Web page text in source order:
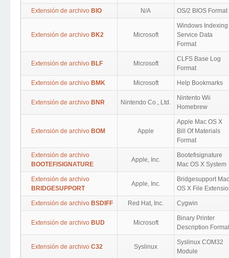
Extensión de archivo BIO N/A OS/2 BIOS Format
Extensión de archivo BK2 Microsoft
Windows Indexing
Service Data
Format
Extensión de archivo BLF Microsoft
CLFS Base Log
Format
Extensión de archivo BMK Microsoft Help Bookmarks
Extensión de archivo BNR Nintendo Co., Ltd.
Nintento Wii
Homebrew
Extensión de archivo BOM Apple
Apple Mac OS X
Bill Of Materials
Format
Extensión de archivo
BOOTEFISIGNATURE
Apple, Inc.
Bootefisignature
Mac OS X System
Extensión de archivo
BRIDGESUPPORT
Apple, Inc.
Bridgesupport Mac
OS X File
Extensión de archivo BSDIFF Red Hat, Inc. Cygwin
Extensión de archivo BUD Microsoft
Binary Printer
Description Format
Extensión de archivo C32 Syslinux
Syslinux COM32
Module